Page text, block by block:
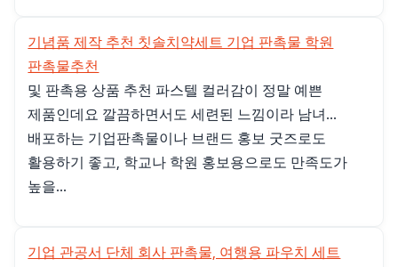
기념품 제작 추천 칫솔치약세트 기업 판촉물 학원
판촉물추천
및 판촉용 상품 추천 파스텔 컬러감이 정말 예쁜
제품인데요 깔끔하면서도 세련된 느낌이라 남녀...
배포하는 기업판촉물이나 브랜드 홍보 굿즈로도
활용하기 좋고, 학교나 학원 홍보용으로도 만족도가
높을...
기업 관공서 단체 회사 판촉물, 여행용 파우치 세트